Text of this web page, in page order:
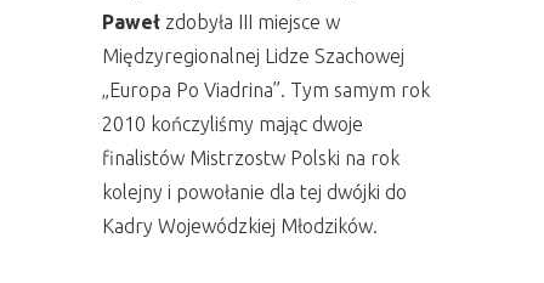
Paweł zdobyła III miejsce w
Międzyregionalnej Lidze Szachowej
„Europa Po Viadrina”. Tym samym rok
2010 kończyliśmy mając dwoje
finalistów Mistrzostw Polski na rok
kolejny i powołanie dla tej dwójki do
Kadry Wojewódzkiej Młodzików.